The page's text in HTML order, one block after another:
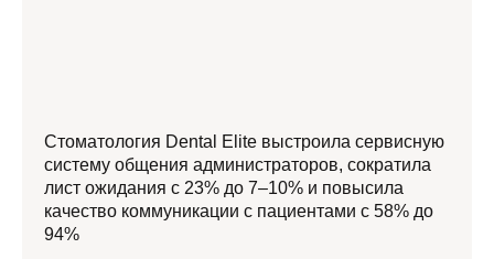
Стоматология Dental Elite выстроила сервисную
систему общения администраторов, сократила
лист ожидания с 23% до 7–10% и повысила
качество коммуникации с пациентами с 58% до
94%